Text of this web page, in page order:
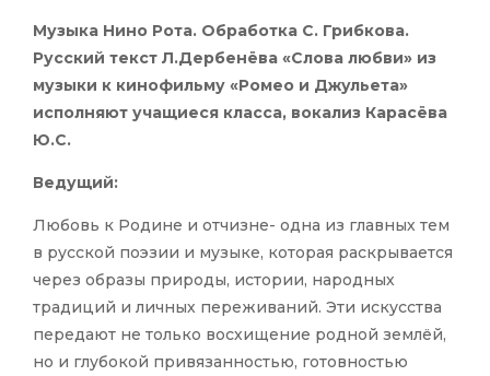
Музыка Нино Рота. Обработка С. Грибкова.
Русский текст Л.Дербенёва «Слова любви» из
музыки к кинофильму «Ромео и Джульета»
исполняют учащиеся класса, вокализ Карасёва
Ю.С.
Ведущий:
Любовь к Родине и отчизне- одна из главных тем
в русской поэзии и музыке, которая раскрывается
через образы природы, истории, народных
традиций и личных переживаний. Эти искусства
передают не только восхищение родной землёй,
но и глубокой привязанностью, готовностью